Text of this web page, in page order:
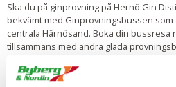
Ska du på ginprovning på Hernö Gin
bekvämt med Ginprovningsbussen som
centrala Härnösand. Boka din bussresa
tillsammans med andra glada
Det finns inga bokningsbara resor just